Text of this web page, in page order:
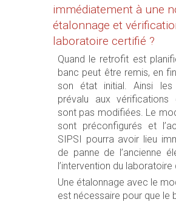
immédiatement à une
étalonnage et
laboratoire certifié ?
Quand le retrofit est
banc peut être remis, en
son état initial. Ainsi
prévalu aux
sont pas modifiées. Le
sont préconfigurés et
SIPSI pourra avoir lieu
de panne de l’ancienne
l’intervention du
Une étalonnage avec le
est nécessaire pour que le